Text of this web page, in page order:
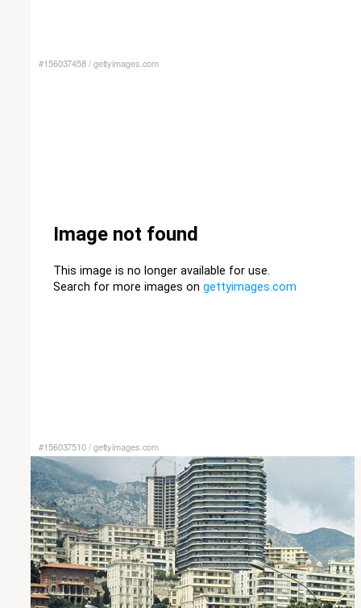
#156037458/gettyimages.com
#156037510/gettyimages.com